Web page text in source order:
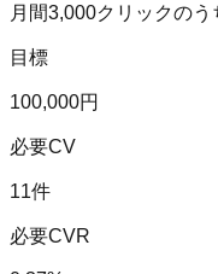
月間3,000クリックのう
目標
100,000円
必要CV
11件
必要CVR